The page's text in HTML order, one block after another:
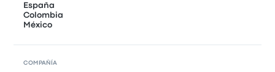
España
Colombia
México
COMPAÑÍA